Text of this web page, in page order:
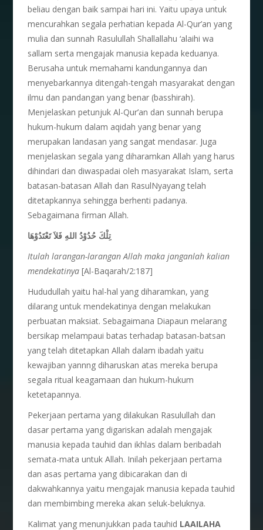
beliau dengan baik sampai hari ini. Yaitu upaya untuk
mencurahkan segala perhatian kepada Al-Qur’an yang
mulia dan sunnah Rasulullah Shallallahu ‘alaihi wa
sallam serta mengajak manusia kepada keduanya.
Berusaha untuk memahami kandungannya dan
menyebarkannya ditengah-tengah masyarakat dengan
ilmu dan pandangan yang benar (basshirah).
Menjelaskan petunjuk Al-Qur’an dan sunnah berupa
hukum-hukum dalam aqidah yang benar yang
merupakan landasan yang sangat mendasar. Juga
menjelaskan segala yang diharamkan Allah yang harus
dihindari dan diwaspadai oleh masyarakat Islam, serta
batasan-batasan Allah dan RasulNyayang telah
ditetapkannya sehingga berhenti padanya.
Sebagaimana firman Allah.
تِلْكَ حُدُوْدُ اللهِ فَلاَ تَعْتَدُوْهَا
Itulah larangan-larangan Allah maka janganlah kalian
mendekatinya [Al-Baqarah/2:187]
Hududullah yaitu hal-hal yang diharamkan, yang
dilarang untuk mendekatinya dengan melakukan
perbuatan maksiat. Sebagaimana Diapaun melarang
bersikap melampaui batas terhadap batasan-batsan
yang telah ditetapkan Allah dalam ibadah yaitu
kewajiban yannng diharuskan atas mereka berupa
segala ritual keagamaan dan hukum-hukum
ketetapannya.
Pekerjaan pertama yang dilakukan Rasulullah dan
dasar pertama yang digariskan adalah mengajak
manusia kepada tauhid dan ikhlas dalam beribadah
semata-mata untuk Allah. Inilah pekerjaan pertama
dan asas pertama yang dibicarakan dan di
dakwahkannya yaitu mengajak manusia kepada tauhid
dan membimbing mereka akan seluk-beluknya.
Kalimat yang menunjukkan pada tauhid LAAILAHA